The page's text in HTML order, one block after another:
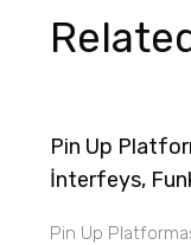
Pin Up
İnterfeys,
Pin Up